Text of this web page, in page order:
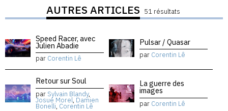
AUTRES ARTICLES 51 résultats
Speed Racer, avec
Julien Abadie
par Corentin Lê
Pulsar / Quasar
par Corentin Lê
Retour sur Soul
par Sylvain Blandy,
Josué Morel, Damien
Bonelli, Corentin Lê
La guerre des
images
par Corentin Lê